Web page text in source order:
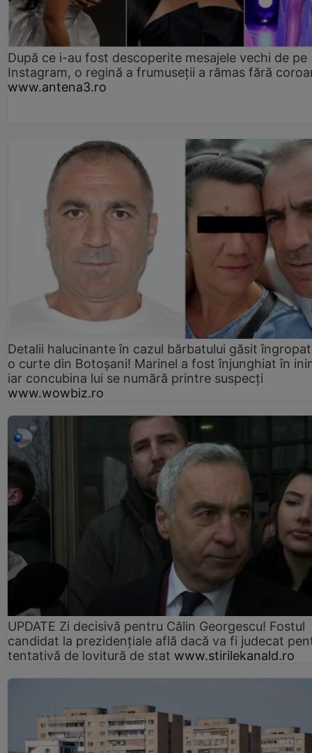
După ce i-au fost descoperite mesajele vechi de pe
Instagram, o regină a frumuseții a rămas fără
www.antena3.ro
Detalii halucinante în cazul bărbatului găsit
o curte din Botoșani! Marinel a fost înjunghiat în
iar concubina lui se numără printre suspecți
www.wowbiz.ro
UPDATE Zi decisivă pentru Călin Georgescu! Fostul
candidat la prezidențiale află dacă va fi judecat
tentativă de lovitură de stat www.stirilekanald.ro